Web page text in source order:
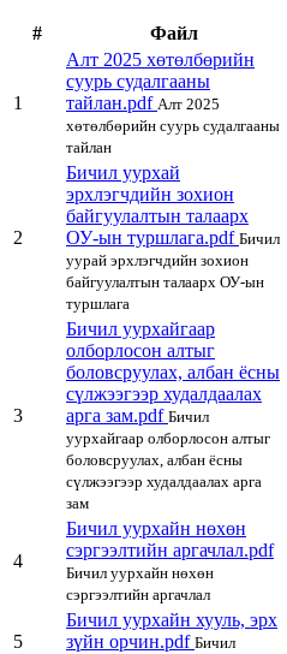
# Файл
1
Алт 2025 хөтөлбөрийн
суурь судалгааны
тайлан.pdf Алт 2025
хөтөлбөрийн суурь судалгааны
тайлан
2
Бичил уурхай
эрхлэгчдийн зохион
байгуулалтын талаарх
ОУ-ын туршлага.pdf Бичил
уурай эрхлэгчдийн зохион
байгуулалтын талаарх ОУ-ын
туршлага
3
Бичил уурхайгаар
олборлосон алтыг
боловсруулах, албан ёсны
сүлжээгээр худалдаалах
арга зам.pdf Бичил
уурхайгаар олборлосон алтыг
боловсруулах, албан ёсны
сүлжээгээр худалдаалах арга
зам
4
Бичил уурхайн нөхөн
сэргээлтийн аргачлал.pdf
Бичил уурхайн нөхөн
сэргээлтийн аргачлал
5
Бичил уурхайн хууль, эрх
зүйн орчин.pdf Бичил